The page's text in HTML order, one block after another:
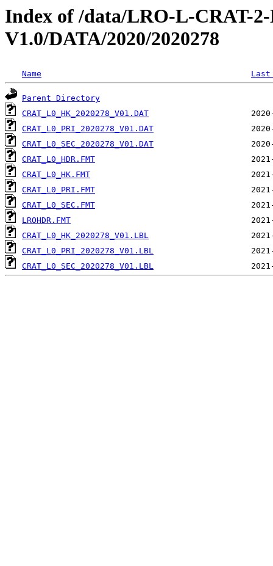
Index of /data/LRO-L-CRAT-
V1.0/DATA/2020/2020278
Name
Parent Directory
CRAT_L0_HK_2020278_V01.DAT
CRAT_L0_PRI_2020278_V01.DAT
CRAT_L0_SEC_2020278_V01.DAT
CRAT_L0_HDR.FMT
CRAT_L0_HK.FMT
CRAT_L0_PRI.FMT
CRAT_L0_SEC.FMT
LROHDR.FMT
CRAT_L0_HK_2020278_V01.LBL
CRAT_L0_PRI_2020278_V01.LBL
CRAT_L0_SEC_2020278_V01.LBL